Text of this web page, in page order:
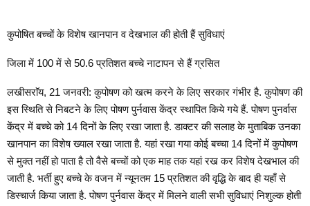
कुपोषित बच्चों के विशेष खानपान व देखभाल की होती हैं सुविधाएं
जिला में 100 में से 50.6 प्रतिशत बच्चे नाटापन से हैं ग्रसित
लखीसराॅय, 21 जनवरी: कुपोषण को खत्म करने के लिए सरकार गंभीर है. कुपोषण की
इस स्थिति से निबटने के लिए पोषण पुर्नवास केंद्र स्थापित किये गये हैं. पोषण पुनर्वास
केंद्र में बच्चे को 14 दिनों के लिए रखा जाता है. डाक्टर की सलाह के मुताबिक उनका
खानपान का विशेष ख्याल रखा जाता है. यहां रखा गया कोई बच्चा 14 दिनों में कुपोषण
से मुक्त नहीं हो पाता है तो वैसे बच्चों को एक माह तक यहां रख कर विशेष देखभाल की
जाती है. भर्ती हुए बच्चे के वजन में न्यूनतम 15 प्रतिशत की वृद्धि के बाद ही यहाँ से
डिस्चार्ज किया जाता है. पोषण पुर्नवास केंद्र में मिलने वाली सभी सुविधाएं निशुल्क होती